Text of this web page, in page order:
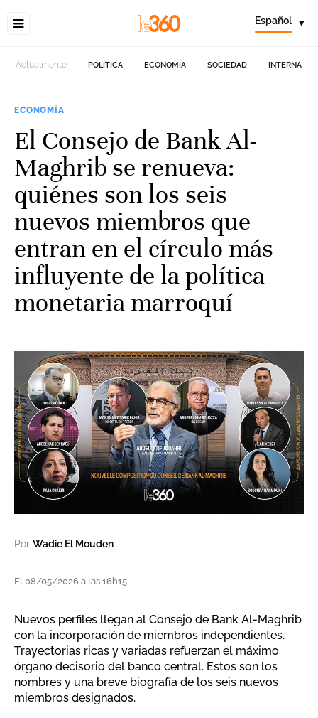
Español ▾
Actualmente POLÍTICA ECONOMÍA SOCIEDAD
ECONOMÍA
El Consejo de Bank Al-
Maghrib se renueva:
quiénes son los seis
nuevos miembros que
entran en el círculo más
influyente de la política
monetaria marroquí
Por Wadie El Mouden
El 08/05/2026 a las 16h15
Nuevos perfiles llegan al Consejo de Bank Al-Maghrib
con la incorporación de miembros independientes.
Trayectorias ricas y variadas refuerzan el máximo
órgano decisorio del banco central. Estos son los
nombres y una breve biografía de los seis nuevos
miembros designados.